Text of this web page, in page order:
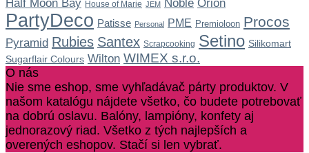
Half Moon Bay House of Marie JEM Noble Orion
PartyDeco Patisse Personal PME Premioloon Procos
Pyramid Rubies Santex Scrapcooking Setino Silikomart
Sugarflair Colours Wilton WIMEX s.r.o.
O nás
Nie sme eshop, sme vyhľadávač párty produktov. V
našom katalógu nájdete všetko, čo budete potrebovať
na dobrú oslavu. Balóny, lampióny, konfety aj
jednorazový riad. Všetko z tých najlepších a
overených eshopov. Stačí si len vybrať.